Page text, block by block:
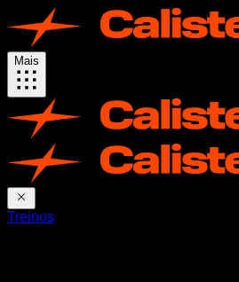
Mais
Treinos